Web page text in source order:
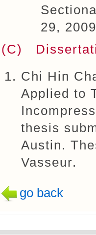
29,
(C)
Chi Hin
Applied to
thesis
Austin.
Vasseur.
go back